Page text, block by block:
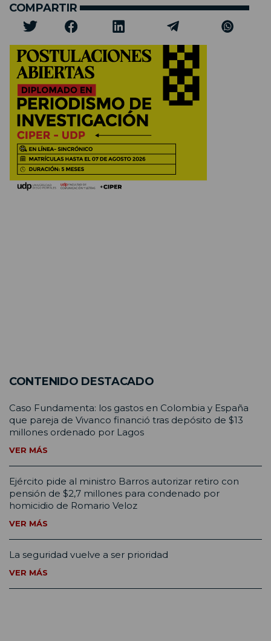
COMPARTIR
CONTENIDO DESTACADO
Caso Fundamenta: los gastos en Colombia y España
que pareja de Vivanco financió tras depósito de $13
millones ordenado por Lagos
VER MÁS
Ejército pide al ministro Barros autorizar retiro con
pensión de $2,7 millones para condenado por
homicidio de Romario Veloz
VER MÁS
La seguridad vuelve a ser prioridad
VER MÁS